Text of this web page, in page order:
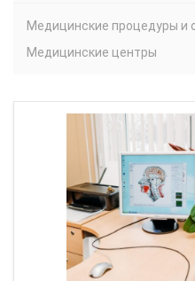
Медицинские процедуры и
Медицинские центры